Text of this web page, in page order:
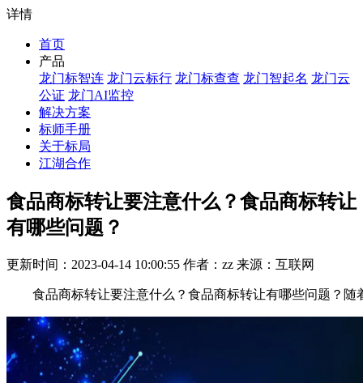
详情
首页
产品
龙门标智连 龙门云标行 龙门标查查 龙门智起名 龙门云
公证 龙门AI监控
解决方案
标师手册
关于标局
江湖合作
食品商标转让要注意什么？食品商标转让
有哪些问题？
更新时间：2023-04-14 10:00:55 作者：zz 来源：互联网
食品商标转让要注意什么？食品商标转让有哪些问题？随